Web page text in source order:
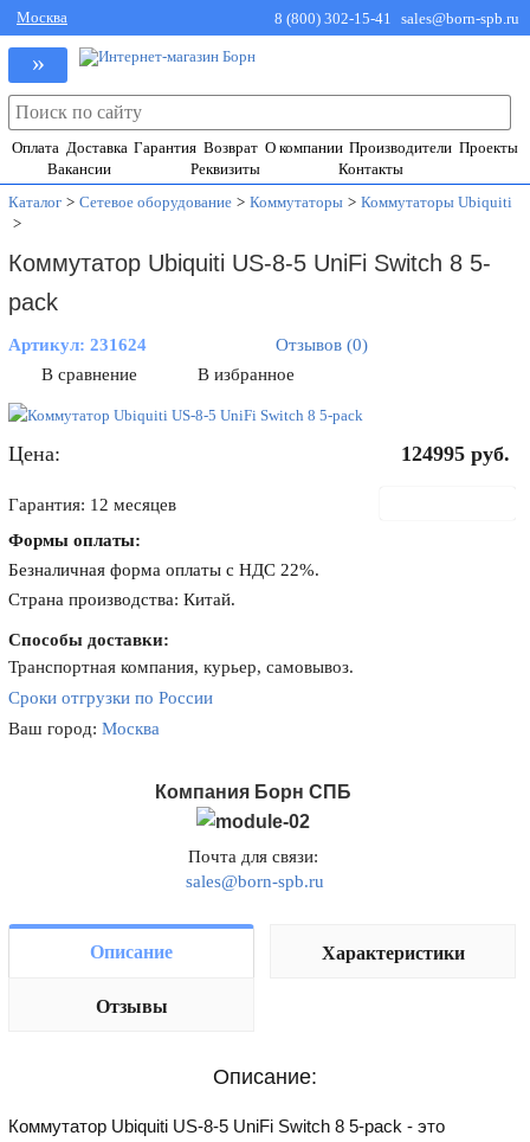
Москва 8 (800) 302-15-41 sales@born-spb.ru
»
Оплата Доставка Гарантия Возврат О компании Производители Проекты
Вакансии
Реквизиты
Контакты
Каталог > Сетевое оборудование > Коммутаторы > Коммутаторы Ubiquiti
>
Коммутатор Ubiquiti US-8-5 UniFi Switch 8 5-
pack
Артикул:231624
Отзывов (0)
В сравнение
В избранное
Цена: 124995 руб.
Гарантия: 12 месяцев
Формы оплаты:
Безналичная форма оплаты с НДС 22%.
Страна производства: Китай.
Способы доставки:
Транспортная компания, курьер, самовывоз.
Сроки отгрузки по России
Ваш город:Москва
Компания Борн СПБ
Почта для связи:
sales@born-spb.ru
Описание Характеристики
Отзывы
Описание:
Коммутатор Ubiquiti US-8-5 UniFi Switch 8 5-pack - это